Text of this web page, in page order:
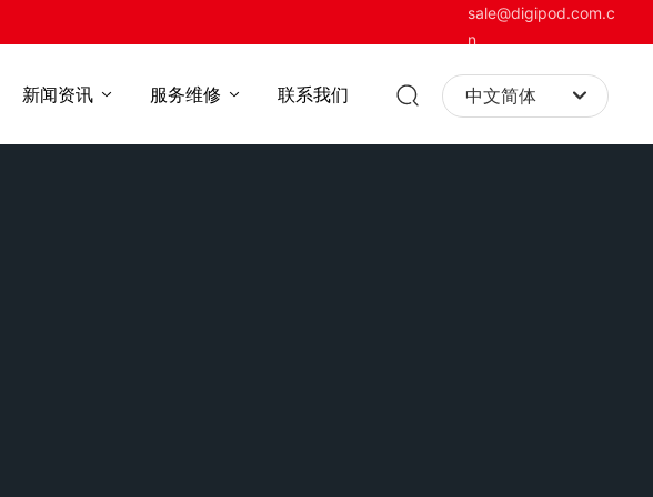
sale@digipod.com.c
n
新闻资讯 服务维修 联系我们
中文简体